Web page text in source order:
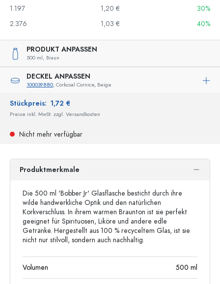
1.197
1,20 €
30%
2.376
1,03 € 40%
PRODUKT ANPASSEN
500 ml, Braun
DECKEL ANPASSEN
100039880, Corkcoal Cornice, Beige
Stückpreis: 1,72 €
Preise inkl. MwSt. zzgl. Versandkosten
Nicht mehr verfügbar
Produktmerkmale
Die 500 ml 'Bobber Jr' Glasflasche besticht durch ihre
wilde handwerkliche Optik und den natürlichen
Korkverschluss. In ihrem warmen Braunton ist sie perfekt
geeignet für Spirituosen, Liköre und andere edle
Getränke. Hergestellt aus 100 % recyceltem Glas, ist sie
nicht nur stilvoll, sondern auch nachhaltig.
Volumen 500 ml